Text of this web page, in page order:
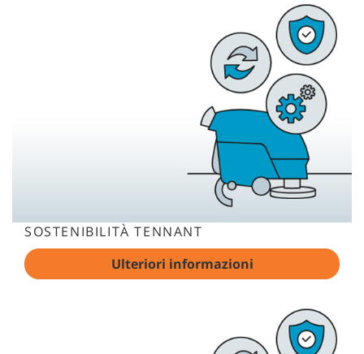
SOSTENIBILITÀ TENNANT
Ulteriori informazioni